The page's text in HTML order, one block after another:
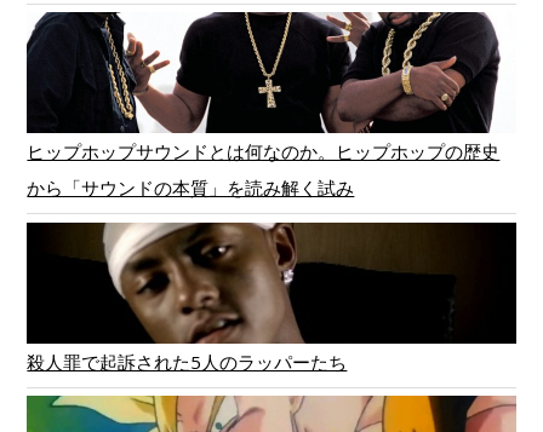
ヒップホップサウンドとは何なのか。ヒップホップの歴史
から「サウンドの本質」を読み解く試み
殺人罪で起訴された5人のラッパーたち